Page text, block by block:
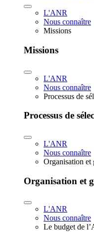
L'ANR
Nous connaître
Missions
Missions
L'ANR
Nous connaître
Processus de
Processus de
L'ANR
Nous connaître
Organisation et
Organisation et
L'ANR
Nous connaître
Le budget de